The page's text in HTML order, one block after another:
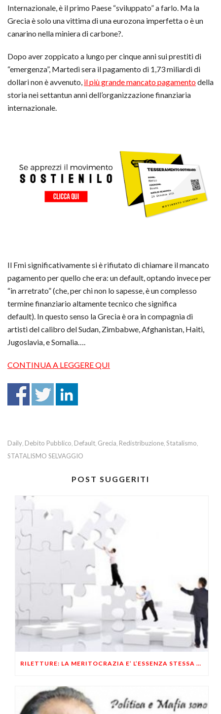
Internazionale, è il primo Paese “sviluppato” a farlo. Ma la
Grecia è solo una vittima di una eurozona imperfetta o è un
canarino nella miniera di carbone?.
Dopo aver zoppicato a lungo per cinque anni sui prestiti di
“emergenza”, Martedì sera il pagamento di 1,73 miliardi di
dollari non è avvenuto, il più grande mancato pagamentodella
storia nei settantun anni dell’organizzazione finanziaria
internazionale.
Il Fmi significativamente si è rifiutato di chiamare il mancato
pagamento per quello che era: un default, optando invece per
“in arretrato” (che, per chi non lo sapesse, è un complesso
termine finanziario altamente tecnico che significa
default). In questo senso la Grecia è ora in compagnia di
artisti del calibro del Sudan, Zimbabwe, Afghanistan, Haiti,
Jugoslavia, e Somalia….
CONTINUA A LEGGERE QUI
Daily, Debito Pubblico, Default, Grecia, Redistribuzione, Statalismo,
STATALISMO SELVAGGIO
POST SUGGERITI
RILETTURE: LA MERITOCRAZIA E’ L’ESSENZA STESSA DELLO STATALISMO